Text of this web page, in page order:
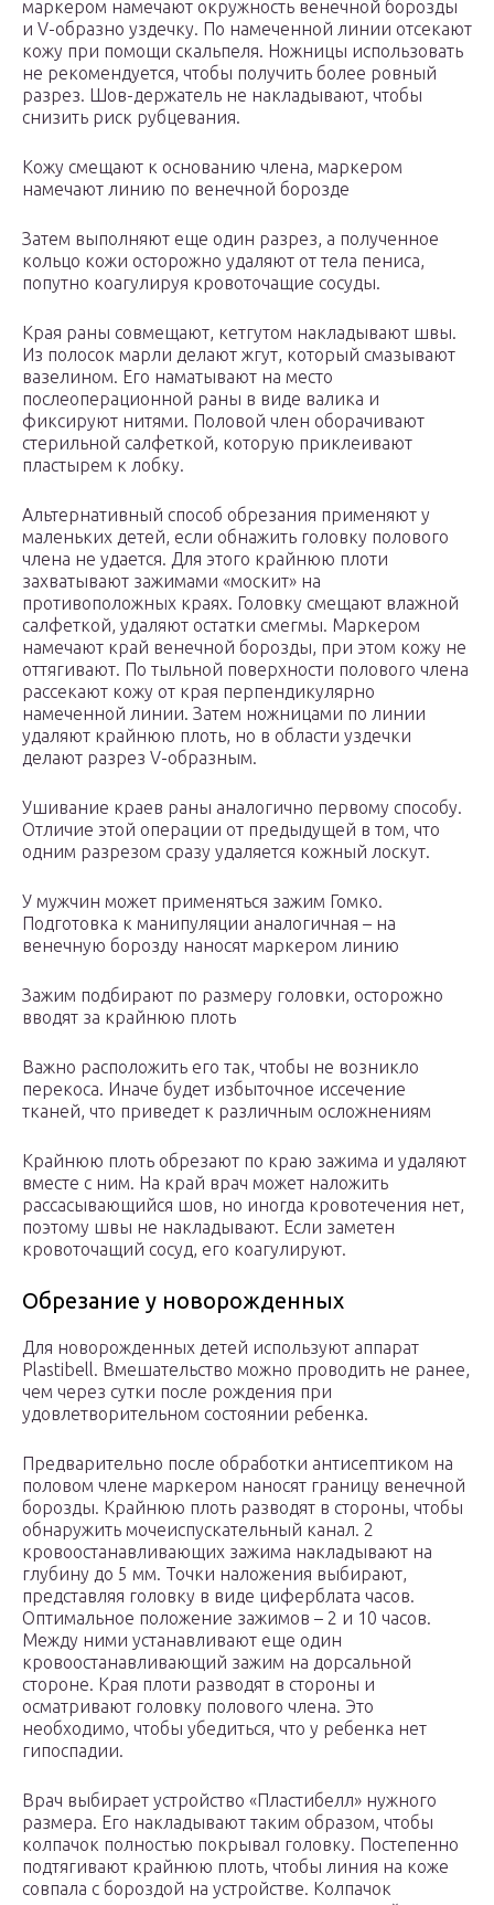
маркером намечают окружность венечной борозды
и V-образно уздечку. По намеченной линии отсекают
кожу при помощи скальпеля. Ножницы использовать
не рекомендуется, чтобы получить более ровный
разрез. Шов-держатель не накладывают, чтобы
снизить риск рубцевания.
Кожу смещают к основанию члена, маркером
намечают линию по венечной борозде
Затем выполняют еще один разрез, а полученное
кольцо кожи осторожно удаляют от тела пениса,
попутно коагулируя кровоточащие сосуды.
Края раны совмещают, кетгутом накладывают швы.
Из полосок марли делают жгут, который смазывают
вазелином. Его наматывают на место
послеоперационной раны в виде валика и
фиксируют нитями. Половой член оборачивают
стерильной салфеткой, которую приклеивают
пластырем к лобку.
Альтернативный способ обрезания применяют у
маленьких детей, если обнажить головку полового
члена не удается. Для этого крайнюю плоти
захватывают зажимами «москит» на
противоположных краях. Головку смещают влажной
салфеткой, удаляют остатки смегмы. Маркером
намечают край венечной борозды, при этом кожу не
оттягивают. По тыльной поверхности полового члена
рассекают кожу от края перпендикулярно
намеченной линии. Затем ножницами по линии
удаляют крайнюю плоть, но в области уздечки
делают разрез V-образным.
Ушивание краев раны аналогично первому способу.
Отличие этой операции от предыдущей в том, что
одним разрезом сразу удаляется кожный лоскут.
У мужчин может применяться зажим Гомко.
Подготовка к манипуляции аналогичная – на
венечную борозду наносят маркером линию
Зажим подбирают по размеру головки, осторожно
вводят за крайнюю плоть
Важно расположить его так, чтобы не возникло
перекоса. Иначе будет избыточное иссечение
тканей, что приведет к различным осложнениям
Крайнюю плоть обрезают по краю зажима и удаляют
вместе с ним. На край врач может наложить
рассасывающийся шов, но иногда кровотечения нет,
поэтому швы не накладывают. Если заметен
кровоточащий сосуд, его коагулируют.
Обрезание у новорожденных
Для новорожденных детей используют аппарат
Plastibell. Вмешательство можно проводить не ранее,
чем через сутки после рождения при
удовлетворительном состоянии ребенка.
Предварительно после обработки антисептиком на
половом члене маркером наносят границу венечной
борозды. Крайнюю плоть разводят в стороны, чтобы
обнаружить мочеиспускательный канал. 2
кровоостанавливающих зажима накладывают на
глубину до 5 мм. Точки наложения выбирают,
представляя головку в виде циферблата часов.
Оптимальное положение зажимов – 2 и 10 часов.
Между ними устанавливают еще один
кровоостанавливающий зажим на дорсальной
стороне. Края плоти разводят в стороны и
осматривают головку полового члена. Это
необходимо, чтобы убедиться, что у ребенка нет
гипоспадии.
Врач выбирает устройство «Пластибелл» нужного
размера. Его накладывают таким образом, чтобы
колпачок полностью покрывал головку. Постепенно
подтягивают крайнюю плоть, чтобы линия на коже
совпала с бороздой на устройстве. Колпачок